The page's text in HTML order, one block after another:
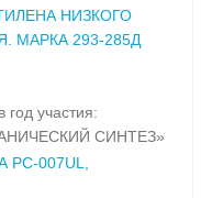
НИЗКОГО
МАРКА 293-285Д
год участия:
СИНТЕЗ»
007UL,